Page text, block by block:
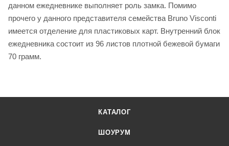
данном ежедневнике выполняет роль замка. Помимо
прочего у данного представителя семейства Bruno Visconti
имеется отделение для пластиковых карт. Внутренний блок
ежедневника состоит из 96 листов плотной бежевой бумаги
70 грамм.
КАТАЛОГ
ШОУРУМ